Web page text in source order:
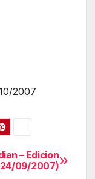
2007
– Edicion
09/2007)